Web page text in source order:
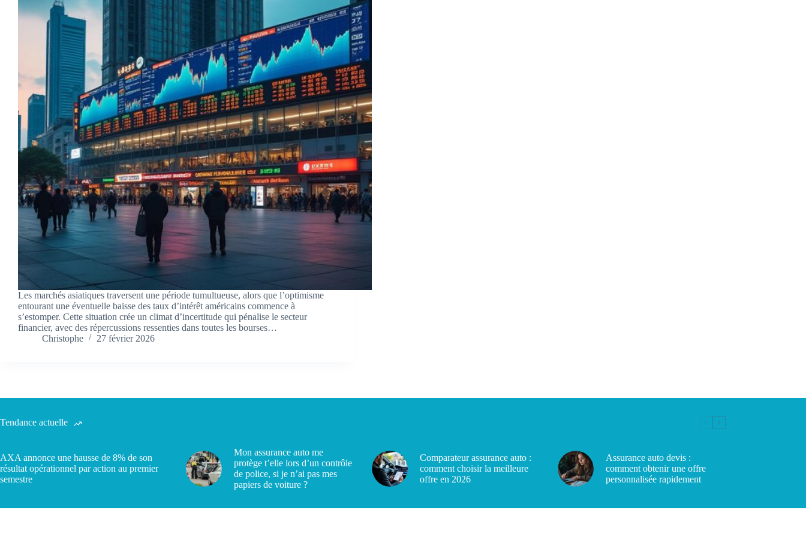
Les marchés asiatiques traversent une période tumultueuse, alors que l’optimisme
entourant une éventuelle baisse des taux d’intérêt américains commence à
s’estomper. Cette situation crée un climat d’incertitude qui pénalise le secteur
financier, avec des répercussions ressenties dans toutes les bourses…
Christophe
27 février 2026
Tendance actuelle
AXA annonce une hausse de 8% de son
résultat opérationnel par action au premier
semestre
Mon assurance auto me
protège t’elle lors d’un contrôle
de police, si je n’ai pas mes
papiers de voiture ?
Comparateur assurance auto :
comment choisir la meilleure
offre en 2026
Assurance auto devis :
comment obtenir une offre
personnalisée rapidement